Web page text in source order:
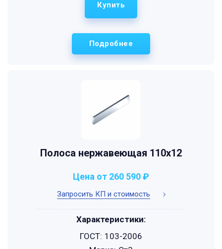
Подробнее
Купить
Полоса нержавеющая 110х12
Запросить КП и стоимость
Цена от 260 590 ₽
Характеристики:
ГОСТ: 103-2006